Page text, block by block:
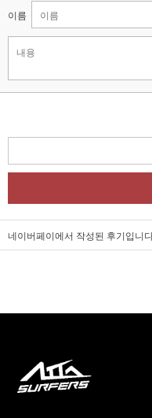
이름
네이버페이에서 작성된 후기입니